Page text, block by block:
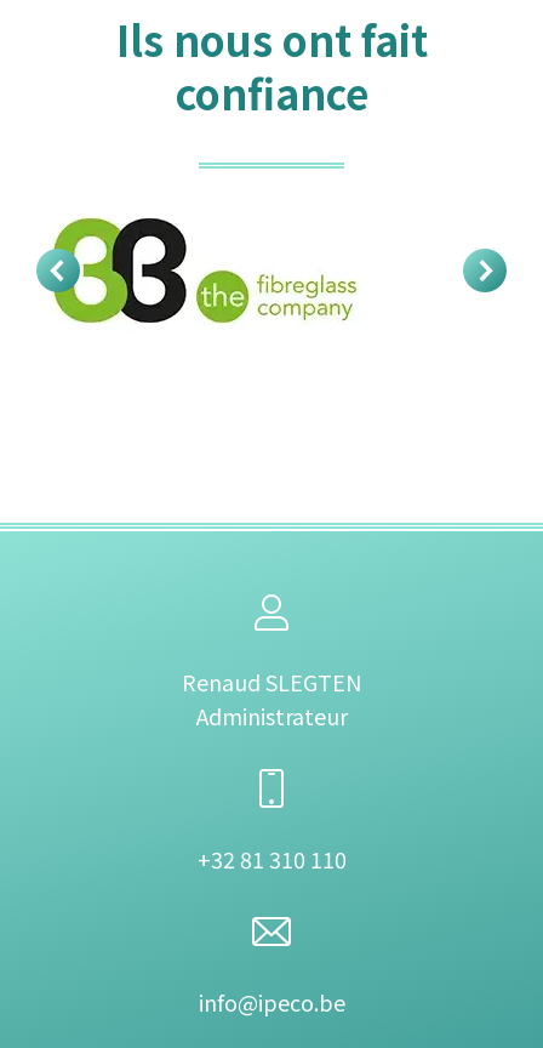
Ils nous ont fait
confiance
Renaud SLEGTEN
Administrateur
+32 81 310 110
info@ipeco.be